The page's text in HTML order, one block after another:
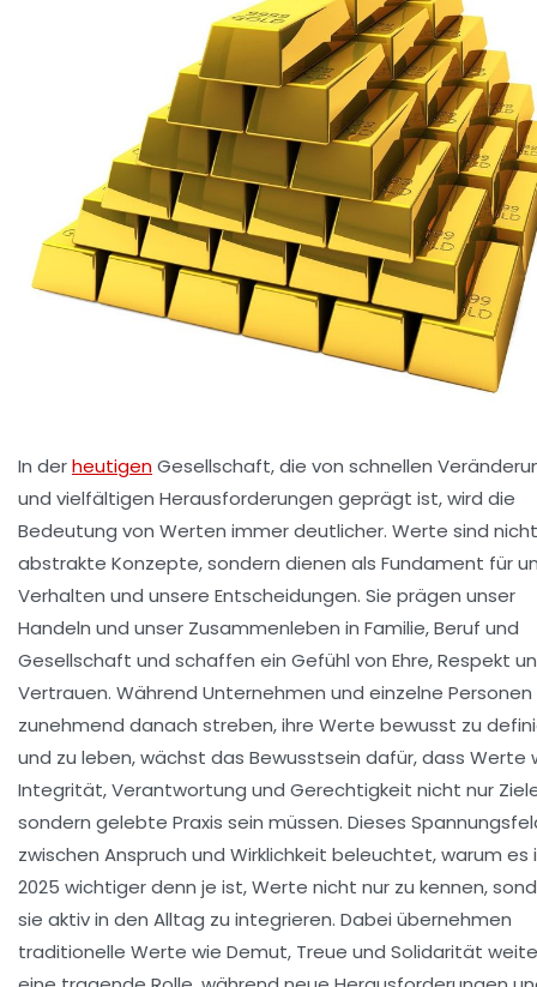
In derheutigenGesellschaft, die von schnellen
und vielfältigen Herausforderungen geprägt ist, wird die
Bedeutung von Werten immer deutlicher. Werte sind
abstrakte Konzepte, sondern dienen als Fundament für
Verhalten und unsere Entscheidungen. Sie prägen unser
Handeln und unser Zusammenleben in Familie, Beruf und
Gesellschaft und schaffen ein Gefühl von Ehre,Respekt
Vertrauen. Während Unternehmen und einzelne Personen
zunehmend danach streben, ihre Werte bewusst zu
und zu leben, wächst das Bewusstsein dafür, dass Werte
Integrität,Verantwortung und Gerechtigkeit nicht nur
sondern gelebte Praxis sein müssen. Dieses
zwischen Anspruch und Wirklichkeit beleuchtet, warum es
2025 wichtiger denn je ist, Werte nicht nur zu kennen,
sie aktiv in den Alltag zu integrieren. Dabei übernehmen
traditionelle Werte wie Demut, Treue und Solidarität